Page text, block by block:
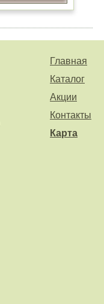
Главная
Каталог
Акции
Контакты
Карта